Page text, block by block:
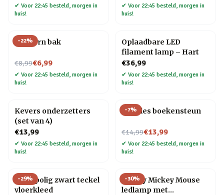
✔ Voor 22:45 besteld, morgen in
huis!
✔ Voor 22:45 besteld, morgen in
huis!
-22%
Popcorn bak
€8,99
Nu voor€6,99
✔ Voor 22:45 besteld, morgen in
huis!
Oplaadbare LED
filament lamp – Hart
€36,99
✔ Voor 22:45 besteld, morgen in
huis!
Kevers onderzetters
(set van 4)
€13,99
✔ Voor 22:45 besteld, morgen in
huis!
-7%
Noodles boekensteun
€14,99
Nu voor€13,99
✔ Voor 22:45 besteld, morgen in
huis!
-29%
Hoogpolig zwart teckel
vloerkleed
-30%
Disney Mickey Mouse
ledlamp met